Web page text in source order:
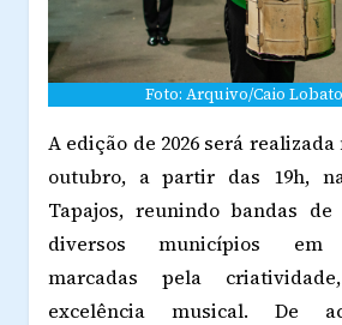
Foto: Arquivo/Caio
A edição de 2026 será realizada
outubro, a partir das 19h,
Tapajos, reunindo bandas
diversos municípios em
marcadas pela
excelência musical. De